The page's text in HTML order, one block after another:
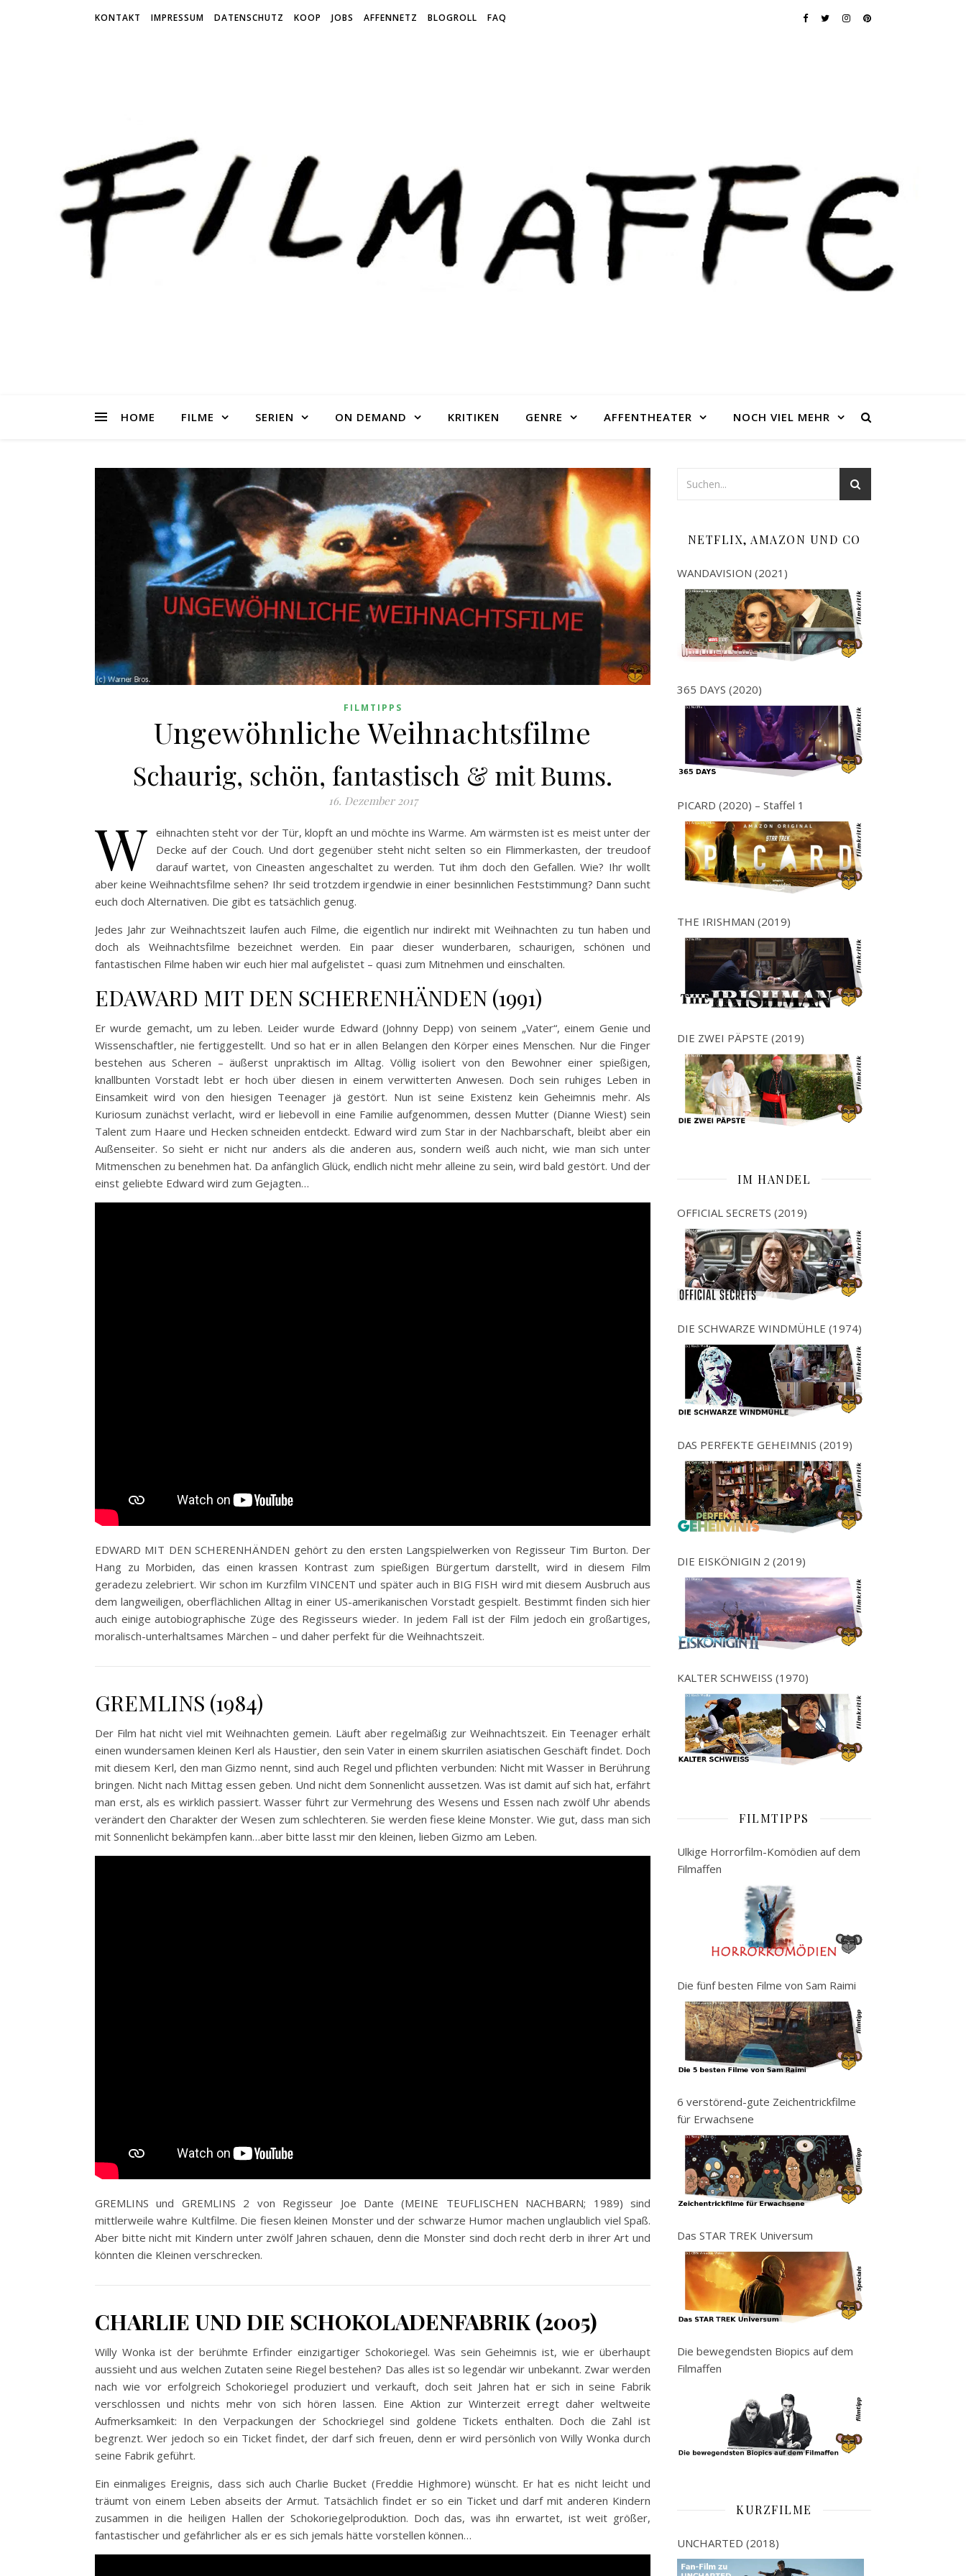
KONTAKT IMPRESSUM DATENSCHUTZ KOOP JOBS AFFENNETZ BLOGROLL FAQ
HOME FILME SERIEN ON DEMAND KRITIKEN GENRE AFFENTHEATER NOCH VIEL MEHR
FILMTIPPS
Ungewöhnliche Weihnachtsfilme
Schaurig, schön, fantastisch & mit Bums.
16. Dezember 2017
W eihnachten steht vor der Tür, klopft an und möchte ins Warme. Am wärmsten ist es meist unter der
Decke auf der Couch. Und dort gegenüber steht nicht selten so ein Flimmerkasten, der treudoof
darauf wartet, von Cineasten angeschaltet zu werden. Tut ihm doch den Gefallen. Wie? Ihr wollt
aber keine Weihnachtsfilme sehen? Ihr seid trotzdem irgendwie in einer besinnlichen Feststimmung? Dann sucht
euch doch Alternativen. Die gibt es tatsächlich genug.
Jedes Jahr zur Weihnachtszeit laufen auch Filme, die eigentlich nurindirekt mit Weihnachten zu tun haben und
doch als Weihnachtsfilme bezeichnet werden. Ein paar dieser wunderbaren, schaurigen, schönen und
fantastischen Filme haben wir euch hier mal aufgelistet – quasi zum Mitnehmen und einschalten.
EDAWARD MIT DEN SCHERENHÄNDEN (1991)
Er wurde gemacht, um zu leben. Leider wurde Edward (Johnny Depp) von seinem „Vater“, einem Genie und
Wissenschaftler, nie fertiggestellt. Und so hat er in allen Belangen den Körper eines Menschen. Nur die Finger
bestehen aus Scheren – äußerst unpraktisch im Alltag. Völlig isoliert von den Bewohner einer spießigen,
knallbunten Vorstadt lebt er hoch über diesen in einem verwitterten Anwesen. Doch sein ruhiges Leben in
Einsamkeit wird von den hiesigen Teenager jä gestört. Nun ist seine Existenz kein Geheimnis mehr. Als
Kuriosum zunächst verlacht, wird er liebevoll in eine Familie aufgenommen, dessen Mutter (Dianne Wiest) sein
Talent zum Haare und Hecken schneiden entdeckt. Edward wird zum Star in der Nachbarschaft, bleibt aber ein
Außenseiter. So sieht er nicht nur anders als die anderen aus, sondern weiß auch nicht, wie man sich unter
Mitmenschen zu benehmen hat. Da anfänglich Glück, endlich nicht mehr alleine zu sein, wird bald gestört. Und der
einst geliebte Edward wird zum Gejagten…
EDWARD MIT DEN SCHERENHÄNDEN gehört zu den ersten Langspielwerken von Regisseur Tim Burton. Der
Hang zu Morbiden, das einen krassen Kontrast zum spießigen Bürgertum darstellt, wird in diesem Film
geradezu zelebriert. Wir schon im Kurzfilm VINCENT und später auch in BIG FISH wird mit diesem Ausbruch aus
dem langweiligen, oberflächlichen Alltag in einer US-amerikanischen Vorstadt gespielt. Bestimmt finden sich hier
auch einige autobiographische Züge des Regisseurs wieder. In jedem Fall ist der Film jedoch ein großartiges,
moralisch-unterhaltsames Märchen – und daher perfekt für die Weihnachtszeit.
GREMLINS (1984)
Der Film hat nicht viel mit Weihnachten gemein. Läuft aber regelmäßig zur Weihnachtszeit. Ein Teenager erhält
einen wundersamen kleinen Kerl als Haustier, den sein Vater in einem skurrilen asiatischen Geschäft findet. Doch
mit diesem Kerl, den man Gizmo nennt, sind auch Regel und pflichten verbunden: Nicht mit Wasser in Berührung
bringen. Nicht nach Mittag essen geben. Und nicht dem Sonnenlicht aussetzen. Was ist damit auf sich hat, erfährt
man erst, als es wirklich passiert. Wasser führt zur Vermehrung des Wesens und Essen nach zwölf Uhr abends
verändert den Charakter der Wesen zum schlechteren. Sie werden fiese kleine Monster. Wie gut, dass man sich
mit Sonnenlicht bekämpfen kann…aber bitte lasst mir den kleinen, lieben Gizmo am Leben.
GREMLINS und GREMLINS 2 von Regisseur Joe Dante (MEINE TEUFLISCHEN NACHBARN; 1989) sind
mittlerweile wahre Kultfilme. Die fiesen kleinen Monster und der schwarze Humor machen unglaublich viel Spaß.
Aber bitte nicht mit Kindern unter zwölf Jahren schauen, denn die Monster sind doch recht derb in ihrer Art und
könnten die Kleinen verschrecken.
CHARLIE UND DIE SCHOKOLADENFABRIK (2005)
Willy Wonka ist der berühmte Erfinder einzigartiger Schokoriegel. Was sein Geheimnis ist, wie er überhaupt
aussieht und aus welchen Zutaten seine Riegel bestehen? Das alles ist so legendär wir unbekannt. Zwar werden
nach wie vor erfolgreich Schokoriegel produziert und verkauft, doch seit Jahren hat er sich in seine Fabrik
verschlossen und nichts mehr von sich hören lassen. Eine Aktion zur Winterzeit erregt daher weltweite
Aufmerksamkeit: In den Verpackungen der Schockriegel sind goldene Tickets enthalten. Doch die Zahl ist
begrenzt. Wer jedoch so ein Ticket findet, der darf sich freuen, denn er wird persönlich von Willy Wonka durch
seine Fabrik geführt.
Ein einmaliges Ereignis, dass sich auch Charlie Bucket (Freddie Highmore) wünscht. Er hat es nicht leicht und
träumt von einem Leben abseits der Armut. Tatsächlich findet er so ein Ticket und darf mit anderen Kindern
zusammen in die heiligen Hallen der Schokoriegelproduktion. Doch das, was ihn erwartet, ist weit größer,
fantastischer und gefährlicher als er es sich jemals hätte vorstellen können…
NETFLIX, AMAZON UND CO
WANDAVISION (2021)
365 DAYS (2020)
PICARD (2020) – Staffel 1
THE IRISHMAN (2019)
DIE ZWEI PÄPSTE (2019)
IM HANDEL
OFFICIAL SECRETS (2019)
DIE SCHWARZE WINDMÜHLE (1974)
DAS PERFEKTE GEHEIMNIS (2019)
DIE EISKÖNIGIN 2 (2019)
KALTER SCHWEISS (1970)
FILMTIPPS
Ulkige Horrorfilm-Komödien auf dem
Filmaffen
Die fünf besten Filme von Sam Raimi
6 verstörend-gute Zeichentrickfilme
für Erwachsene
Das STAR TREK Universum
Die bewegendsten Biopics auf dem
Filmaffen
KURZFILME
UNCHARTED (2018)